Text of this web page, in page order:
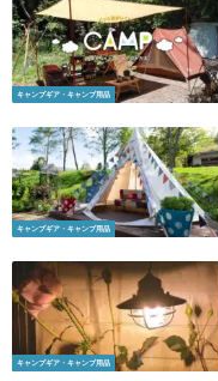
キャンプギア・キャンプ用品
キャンプギア・キャンプ用品
キャンプギア・キャンプ用品